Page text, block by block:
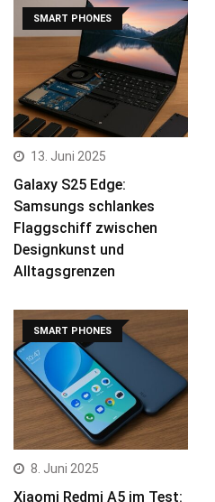
SMART PHONES
13. Juni 2025
Galaxy S25 Edge:
Samsungs schlankes
Flaggschiff zwischen
Designkunst und
Alltagsgrenzen
SMART PHONES
8. Juni 2025
Xiaomi Redmi A5 im Test: